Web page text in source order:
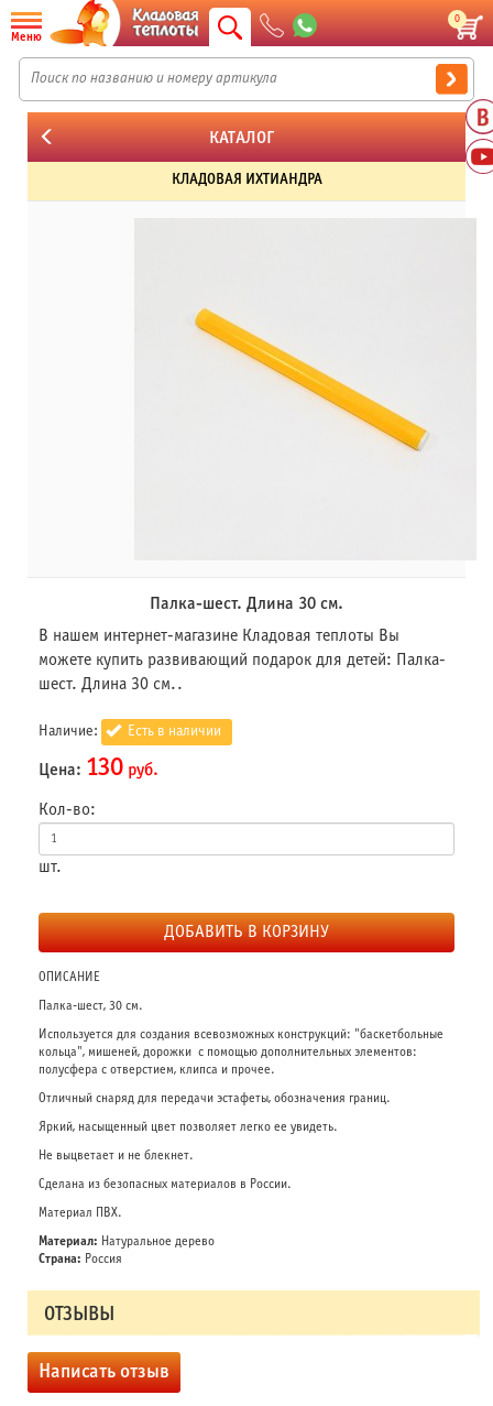
Меню
0
КАТАЛОГ
КЛАДОВАЯ ИХТИАНДРА
Палка-шест. Длина 30 см.
В нашем интернет-магазине Кладовая теплоты Вы
можете купить развивающий подарок для детей: Палка-
шест. Длина 30 см..
Наличие: Есть в наличии
Цена: 130 руб.
Кол-во:
шт.
ДОБАВИТЬ В КОРЗИНУ
ОПИСАНИЕ
Палка-шест, 30 см.
Используется для создания всевозможных конструкций: "баскетбольные
кольца", мишеней, дорожки с помощью дополнительных элементов:
полусфера с отверстием, клипса и прочее.
Отличный снаряд для передачи эстафеты, обозначения границ.
Яркий, насыщенный цвет позволяет легко ее увидеть.
Не выцветает и не блекнет.
Сделана из безопасных материалов в России.
Материал ПВХ.
Материал: Натуральное дерево
Страна: Россия
ОТЗЫВЫ
Написать отзыв